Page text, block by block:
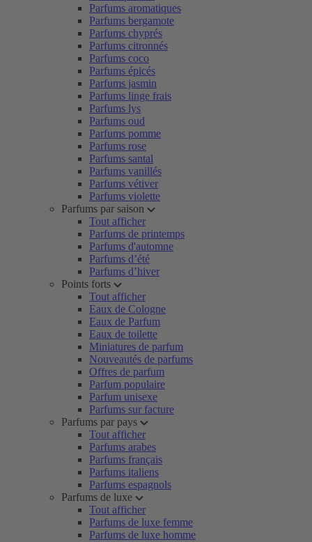
Parfums aromatiques
Parfums bergamote
Parfums chyprés
Parfums citronnés
Parfums coco
Parfums épicés
Parfums jasmin
Parfums linge frais
Parfums lys
Parfums oud
Parfums pomme
Parfums rose
Parfums santal
Parfums vanillés
Parfums vétiver
Parfums violette
Parfums par saison
Tout afficher
Parfums de printemps
Parfums d'automne
Parfums d’été
Parfums d’hiver
Points forts
Tout afficher
Eaux de Cologne
Eaux de Parfum
Eaux de toilette
Miniatures de parfum
Nouveautés de parfums
Offres de parfum
Parfum populaire
Parfum unisexe
Parfums sur facture
Parfums par pays
Tout afficher
Parfums arabes
Parfums français
Parfums italiens
Parfums espagnols
Parfums de luxe
Tout afficher
Parfums de luxe femme
Parfums de luxe homme